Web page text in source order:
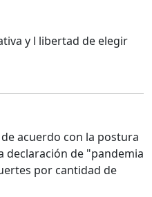
y l libertad de elegir
acuerdo con la postura
declaración de "pandemia
por cantidad de